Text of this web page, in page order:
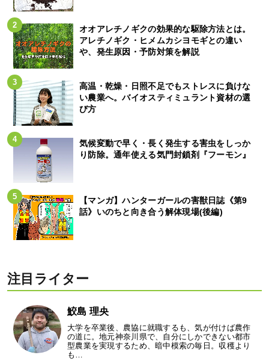
オオアレチノギクの効果的な駆除方法とは。
アレチノギク・ヒメムカシヨモギとの違い
や、発生原因・予防対策を解説
高温・乾燥・日照不足でもストレスに負けな
い農業へ。バイオスティミュラント資材の選
び方
気候変動で早く・長く発生する害虫をしっか
り防除。通年使える気門封鎖剤『フーモン』
【マンガ】ハンターガールの害獣日誌《第9
話》いのちと向き合う解体現場(後編)
注目ライター
鮫島 理央
大学を卒業後、農協に就職するも、気が付けば農作
の道に。地元神奈川県で、自分にしかできない都市
型農業を実現するため、暗中模索の毎日。収穫より
も…